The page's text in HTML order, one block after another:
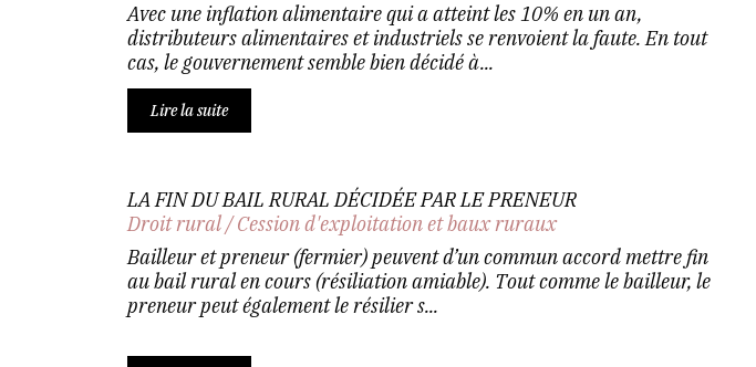
Avec une inflation alimentaire qui a atteint les 10% en un an,
distributeurs alimentaires et industriels se renvoient la faute. En tout
cas, le gouvernement semble bien décidé à...
Lire la suite
LA FIN DU BAIL RURAL DÉCIDÉE PAR LE PRENEUR
Droit rural/Cession d'exploitation et baux ruraux
Bailleur et preneur (fermier) peuvent d’un commun accord mettre fin
au bail rural en cours (résiliation amiable). Tout comme le bailleur, le
preneur peut également le résilier s...